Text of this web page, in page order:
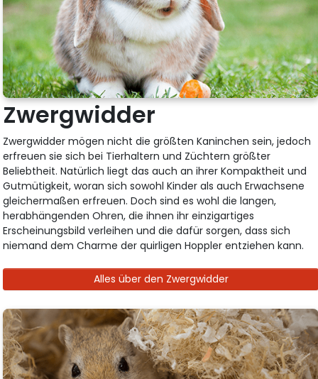
Zwergwidder
Zwergwidder mögen nicht die größten Kaninchen sein, jedoch
erfreuen sie sich bei Tierhaltern und Züchtern größter
Beliebtheit. Natürlich liegt das auch an ihrer Kompaktheit und
Gutmütigkeit, woran sich sowohl Kinder als auch Erwachsene
gleichermaßen erfreuen. Doch sind es wohl die langen,
herabhängenden Ohren, die ihnen ihr einzigartiges
Erscheinungsbild verleihen und die dafür sorgen, dass sich
niemand dem Charme der quirligen Hoppler entziehen kann.
Alles über den Zwergwidder